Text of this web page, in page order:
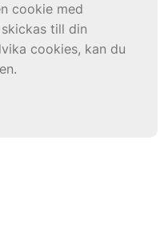
cookie med
till din
cookies, kan du